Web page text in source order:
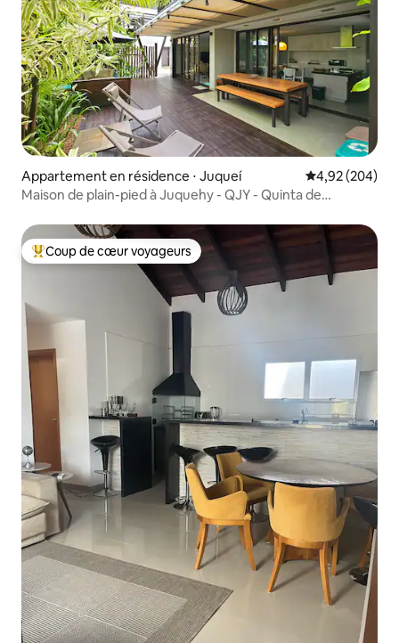
Appartement en résidence ⋅ Juqueí Évaluation
4,92 (204)
Maison de plain-pied à Juquehy - QJY - Quinta de
Coups de cœur voyageurs les plus appréciés
Coup de cœur voyageurs